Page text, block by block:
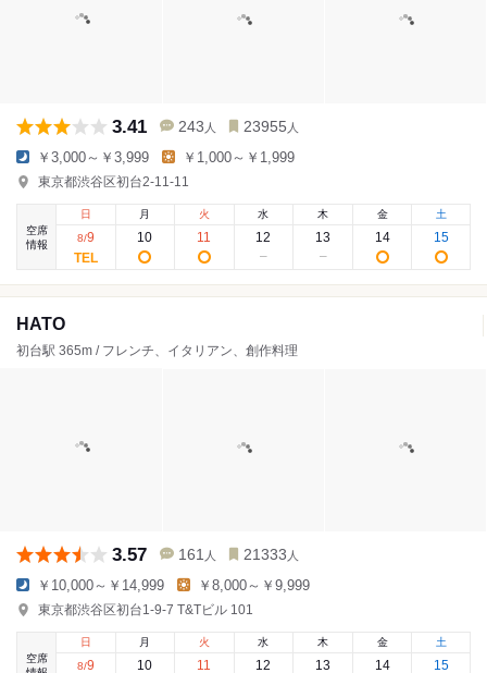
3.41 243 人 23955 人
￥3,000～￥3,999 ￥1,000～￥1,999
東京都渋谷区初台2-11-11
空席
情報
日
8/9
月
10
火
11
水
12
木
13
金
14
土
15
HATO
初台駅 365m / フレンチ、イタリアン、創作料理
3.57 161 人 21333 人
￥10,000～￥14,999 ￥8,000～￥9,999
東京都渋谷区初台1-9-7 T&Tビル 101
空席
日
8/9
月
10
火
11
水
12
木
13
金
14
土
15